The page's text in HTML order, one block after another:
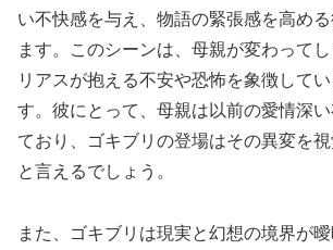
い不快感を与え、物語の緊張感を高め
ます。このシーンは、母親が変わって
リアスが抱える不安や恐怖を象徴して
す。彼にとって、母親は以前の愛情深
ており、ゴキブリの登場はその異変を
と言えるでしょう。
また、ゴキブリは現実と幻想の境界が